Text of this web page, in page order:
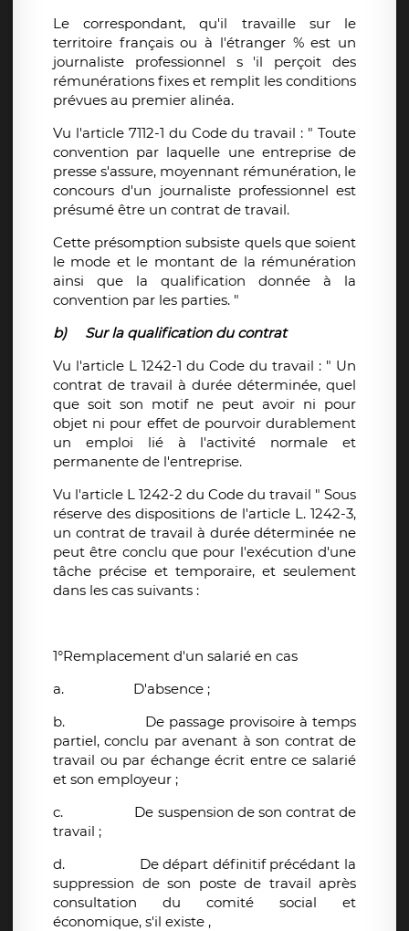
Le correspondant, qu'il travaille sur le
territoire français ou à l'étranger % est un
journaliste professionnel s 'il perçoit des
rémunérations fixes et remplit les conditions
prévues au premier alinéa.
Vu l'article 7112-1 du Code du travail : " Toute
convention par laquelle une entreprise de
presse s'assure, moyennant rémunération, le
concours d'un journaliste professionnel est
présumé être un contrat de travail.
Cette présomption subsiste quels que soient
le mode et le montant de la rémunération
ainsi que la qualification donnée à la
convention par les parties. "
b)
Sur la qualification du contrat
Vu l'article L 1242-1 du Code du travail : " Un
contrat de travail à durée déterminée, quel
que soit son motif ne peut avoir ni pour
objet ni pour effet de pourvoir durablement
un emploi lié à l'activité normale et
permanente de l'entreprise.
Vu l'article L 1242-2 du Code du travail " Sous
réserve des dispositions de l'article L. 1242-3,
un contrat de travail à durée déterminée ne
peut être conclu que pour l'exécution d'une
tâche précise et temporaire, et seulement
dans les cas suivants :
1°Remplacement d'un salarié en cas
a.
D'absence ;
b.
De passage provisoire à temps
partiel, conclu par avenant à son contrat de
travail ou par échange écrit entre ce salarié
et son employeur ;
c.
De suspension de son contrat de
travail ;
d.
De départ définitif précédant la
suppression de son poste de travail après
consultation du comité social et
économique, s'il existe ,